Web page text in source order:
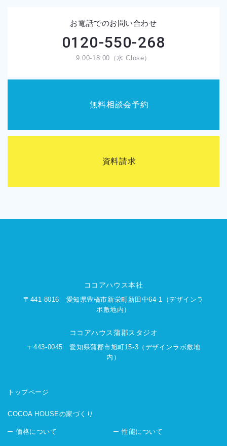
お電話でのお問い合わせ
0120-550-268
9:00-18:00（水 Close）
無料相談会予約
資料請求
ココアハウス本社
〒441-8016 愛知県豊橋市新栄町新田中64-1
（デザインラ
ボ敷地内）
ココアハウス蒲郡スタジオ
〒443-0045 愛知県蒲郡市旭町15-3 （デザインラボ敷地
内）
トップページ
COCOA HOUSEの家づくり
価格について 性能について